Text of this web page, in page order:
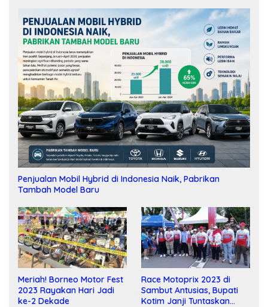
Penjualan Mobil Hybrid di Indonesia Naik, Pabrikan
Tambah Model Baru
Meriah! Borneo Motor Fest
2023 Rayakan Hari Jadi
ke-2 Dekade
Race Motoprix 2023 di
Sambut Antusias, Bupati
Kotim Janji Tuntaskan